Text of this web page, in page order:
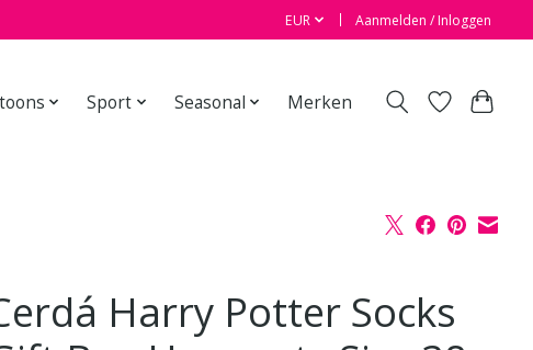
EUR Aanmelden / Inloggen
Sport Seasonal Merken
Harry Potter Socks